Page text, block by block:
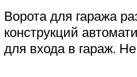
Ворота для гаража
конструкций
для входа в гараж.